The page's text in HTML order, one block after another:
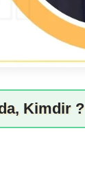
Kimdir ?